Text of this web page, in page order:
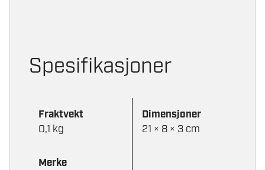
Spesifikasjoner
Fraktvekt
0,1 kg
Dimensjoner
21 × 8 × 3 cm
Merke